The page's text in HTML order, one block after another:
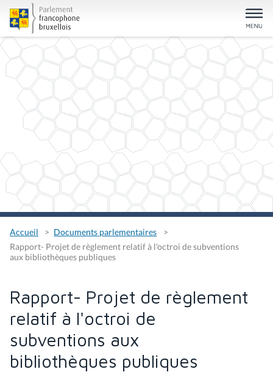
Accueil
Documents parlementaires
Rapport- Projet de règlement relatif à l'octroi de subventions
aux bibliothèques publiques
Rapport- Projet de règlement
relatif à l'octroi de
subventions aux
bibliothèques publiques